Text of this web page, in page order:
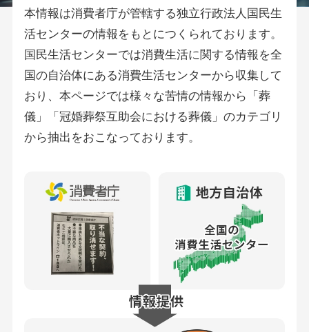
本情報は消費者庁が管轄する独立行政法人国民生
活センターの情報をもとにつくられております。
国民生活センターでは消費生活に関する情報を全
国の自治体にある消費生活センターから収集して
おり、本ページでは様々な苦情の情報から「葬
儀」「冠婚葬祭互助会における葬儀」のカテゴリ
から抽出をおこなっております。